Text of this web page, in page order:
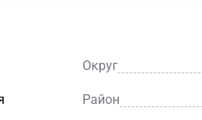
Округ
Район